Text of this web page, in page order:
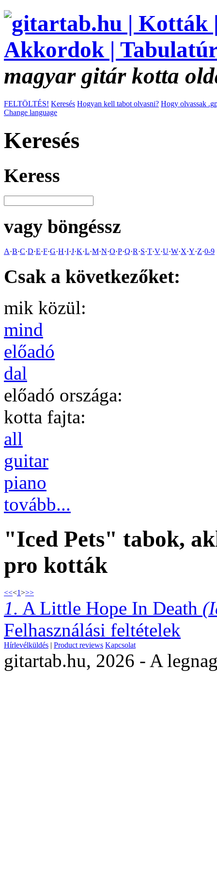
magyar gitár kotta
FELTÖLTÉS! Keresés Hogyan kell tabot olvasni? Hogy olvassak
Change language
Keresés
Keress
vagy böngéssz
A·B·C·D·E·F·G·H·I·J·K·L·M·N·O·P·Q·R·S·T·V·U·W·X·Y·Z·0-9
Csak a következőket:
mik közül:
mind
előadó
dal
előadó országa:
kotta fajta:
all
guitar
piano
tovább...
"Iced Pets" tabok,
pro kották
<<<1>>>
1. A Little Hope In Death
Felhasználási feltételek
Hírlevélküldés | Product reviews Kapcsolat
gitartab.hu, 2026 - A